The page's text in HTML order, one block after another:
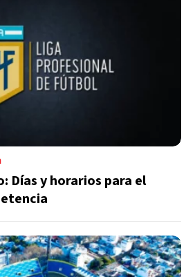
Días y horarios para el